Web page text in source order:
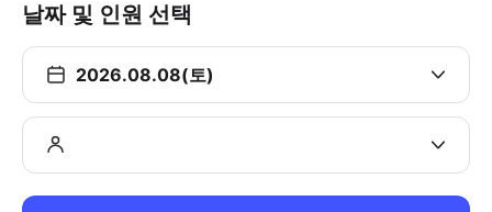
날짜 및 인원 선택
2026.08.08(토)